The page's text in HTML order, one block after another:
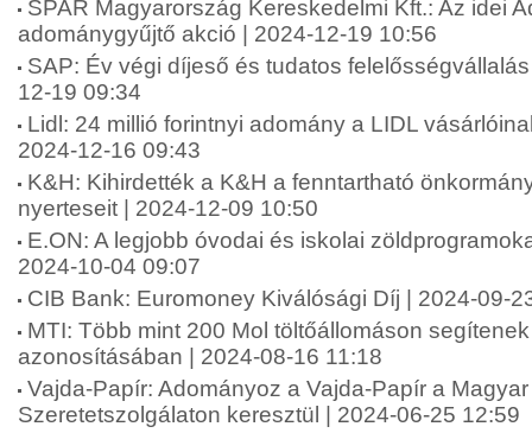
SPAR Magyarország Kereskedelmi Kft.: Az idei
adománygyűjtő akció | 2024-12-19 10:56
SAP: Év végi díjeső és tudatos
12-19 09:34
Lidl: 24 millió forintnyi adomány a LIDL
2024-12-16 09:43
K&H: Kihirdették a K&H a fenntartható
nyerteseit | 2024-12-09 10:50
E.ON: A legjobb óvodai és iskolai
2024-10-04 09:07
CIB Bank: Euromoney Kiválósági Díj | 2024-09-
MTI: Több mint 200 Mol töltőállomáson
azonosításában | 2024-08-16 11:18
Vajda-Papír: Adományoz a Vajda-Papír a
Szeretetszolgálaton keresztül | 2024-06-25 12:59